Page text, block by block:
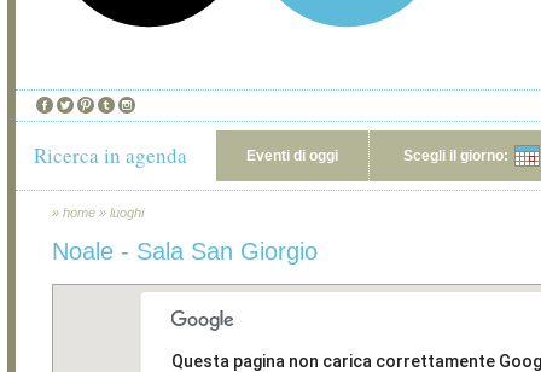
Ricerca in agenda Eventi di oggi Scegli il giorno:
» home » luoghi
Noale - Sala San Giorgio
Questa pagina non carica correttamente